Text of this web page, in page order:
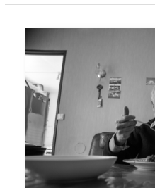
voisin
Maurice